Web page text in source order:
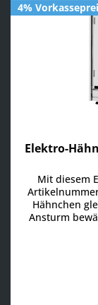
4%
Elektro-
Mit diesem
Hähnchen
Ansturm
dann die
dei "Mise